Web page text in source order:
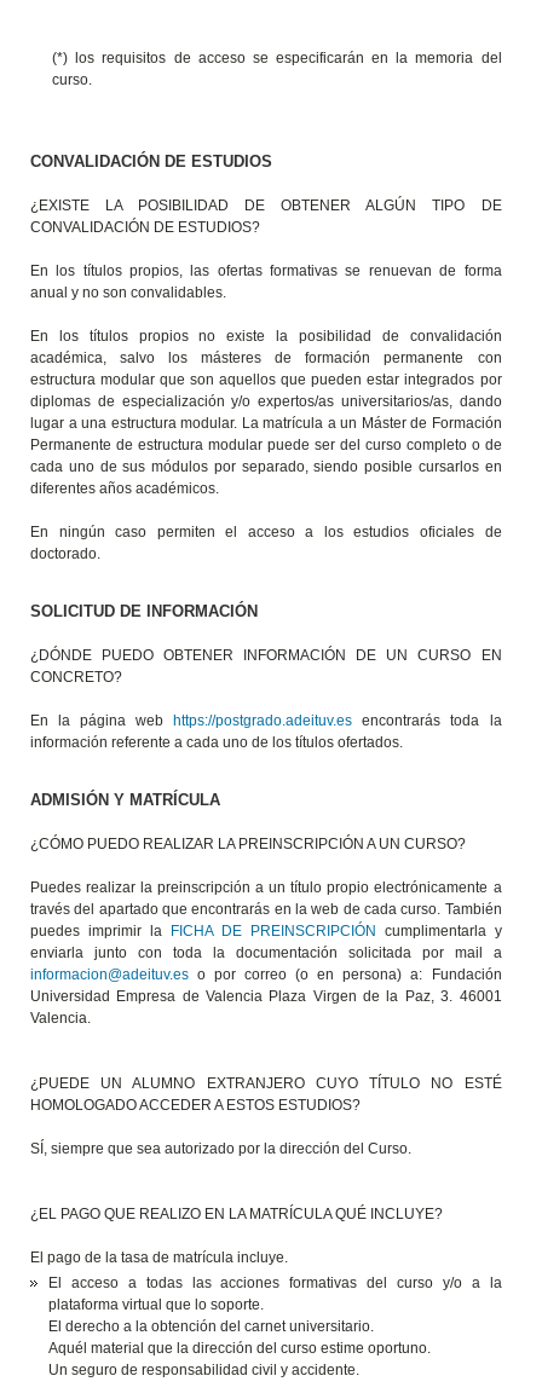
(*) los requisitos de acceso se especificarán en la memoria del
curso.
CONVALIDACIÓN DE ESTUDIOS
¿EXISTE LA POSIBILIDAD DE OBTENER ALGÚN TIPO DE
CONVALIDACIÓN DE ESTUDIOS?
En los títulos propios, las ofertas formativas se renuevan de forma
anual y no son convalidables.
En los títulos propios no existe la posibilidad de convalidación
académica, salvo los másteres de formación permanente con
estructura modular que son aquellos que pueden estar integrados por
diplomas de especialización y/o expertos/as universitarios/as, dando
lugar a una estructura modular. La matrícula a un Máster de Formación
Permanente de estructura modular puede ser del curso completo o de
cada uno de sus módulos por separado, siendo posible cursarlos en
diferentes años académicos.
En ningún caso permiten el acceso a los estudios oficiales de
doctorado.
SOLICITUD DE INFORMACIÓN
¿DÓNDE PUEDO OBTENER INFORMACIÓN DE UN CURSO EN
CONCRETO?
En la página webhttps://postgrado.adeituv.es encontrarás toda la
información referente a cada uno de los títulos ofertados.
ADMISIÓN Y MATRÍCULA
¿CÓMO PUEDO REALIZAR LA PREINSCRIPCIÓN A UN CURSO?
Puedes realizar la preinscripción a un título propio electrónicamente a
través del apartado que encontrarás en la web de cada curso. También
puedes imprimir la FICHA DE PREINSCRIPCIÓN cumplimentarla y
enviarla junto con toda la documentación solicitada por mail a
informacion@adeituv.es o por correo (o en persona) a: Fundación
Universidad Empresa de Valencia Plaza Virgen de la Paz, 3. 46001
Valencia.
¿PUEDE UN ALUMNO EXTRANJERO CUYO TÍTULO NO ESTÉ
HOMOLOGADO ACCEDER A ESTOS ESTUDIOS?
SÍ, siempre que sea autorizado por la dirección del Curso.
¿EL PAGO QUE REALIZO EN LA MATRÍCULA QUÉ INCLUYE?
El pago de la tasa de matrícula incluye.
El acceso a todas las acciones formativas del curso y/o a la
plataforma virtual que lo soporte.
El derecho a la obtención del carnet universitario.
Aquél material que la dirección del curso estime oportuno.
Un seguro de responsabilidad civil y accidente.